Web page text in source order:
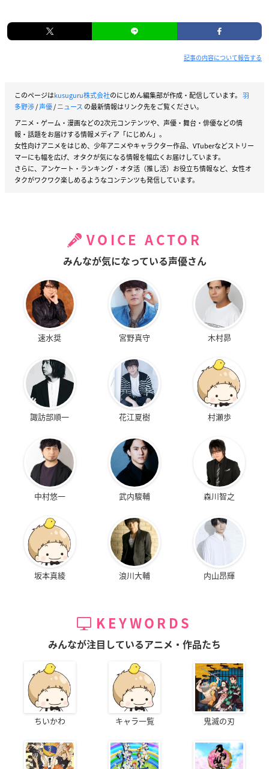
記事の内容について報告する
このページはkusuguru株式会社のにじめん編集部が作成・配信しています。 羽
多野渉/声優/ニュース の最新情報はリンク先をご覧ください。
アニメ・ゲーム・漫画などの2次元コンテンツや、声優・舞台・俳優などの情
報・話題をお届けする情報メディア「にじめん」。
女性向けアニメをはじめ、少年アニメやキャラクター作品、VTuberなどストリー
マーにも幅を広げ、オタクが気になる情報を幅広くお届けしています。
さらに、アンケート・ランキング・オタ活（推し活）お役立ち情報など、女性オ
タクがワクワク楽しめるようなコンテンツも発信しています。
VOICE ACTOR
みんなが気になっている声優さん
速水奨 宮野真守 木村昴
諏訪部順一 花江夏樹 村瀬歩
中村悠一 武内駿輔 森川智之
坂本真綾 浪川大輔 内山昂輝
KEYWORDS
みんなが注目しているアニメ・作品たち
ちいかわ キャラ一覧 鬼滅の刃